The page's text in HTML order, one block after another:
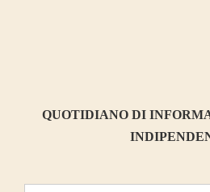
QUOTIDIANO DI